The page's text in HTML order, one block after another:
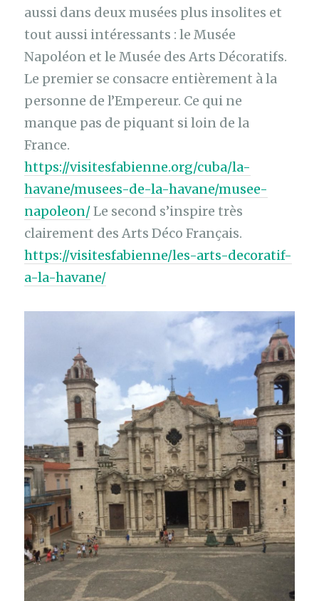
aussi dans deux musées plus insolites et
tout aussi intéressants : le Musée
Napoléon et le Musée des Arts Décoratifs.
Le premier se consacre entièrement à la
personne de l’Empereur. Ce qui ne
manque pas de piquant si loin de la
France.
https://visitesfabienne.org/cuba/la-
havane/musees-de-la-havane/musee-
napoleon/Le second s’inspire très
clairement des Arts Déco Français.
https://visitesfabienne/les-arts-decoratif-
a-la-havane/